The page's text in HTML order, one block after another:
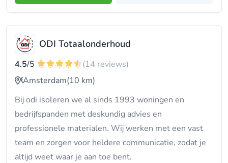
ODI Totaalonderhoud
4.5/5
(14 reviews)
Amsterdam(10 km)
Bij odi isoleren we al sinds 1993 woningen en
bedrijfspanden met deskundig advies en
professionele materialen. Wij werken met een vast
team en zorgen voor heldere communicatie, zodat je
altijd weet waar je aan toe bent.